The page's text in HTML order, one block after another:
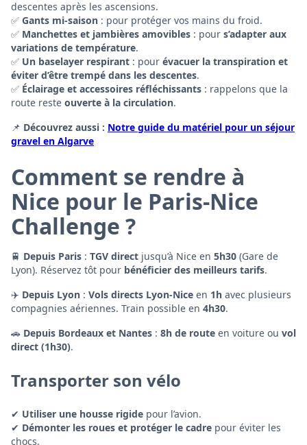
descentes après les ascensions.
✅ Gants mi-saison : pour protéger vos mains du froid.
✅ Manchettes et jambières amovibles : pour s’adapter aux
variations de température.
✅ Un baselayer respirant : pour évacuer la transpiration et
éviter d’être trempé dans les descentes.
✅ Éclairage et accessoires réfléchissants : rappelons que la
route reste ouverte à la circulation.
📌 Découvrez aussi : Notre guide du matériel pour un séjour
gravel en Algarve
Comment se rendre à
Nice pour le Paris-Nice
Challenge ?
🚆 Depuis Paris : TGV direct jusqu’à Nice en 5h30 (Gare de
Lyon). Réservez tôt pour bénéficier des meilleurs tarifs.
✈️ Depuis Lyon : Vols directs Lyon-Nice en 1h avec plusieurs
compagnies aériennes. Train possible en 4h30.
🚗 Depuis Bordeaux et Nantes : 8h de route en voiture ou vol
direct (1h30).
Transporter son vélo
✔ Utiliser une housse rigide pour l’avion.
✔ Démonter les roues et protéger le cadre pour éviter les
chocs.